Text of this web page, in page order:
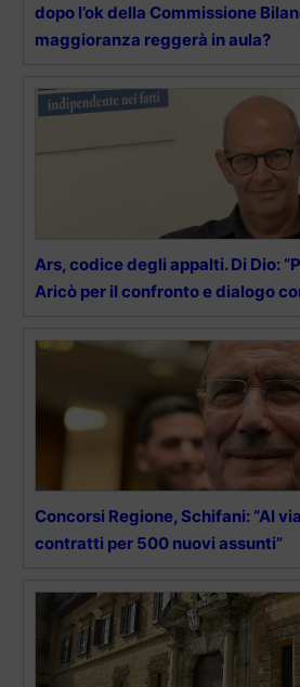
dopo l’ok della Commissione
maggioranza reggerà in aula?
Ars, codice degli appalti. Di Dio:
Aricò per il confronto e dialogo
Concorsi Regione, Schifani: “Al
contratti per 500 nuovi assunti”